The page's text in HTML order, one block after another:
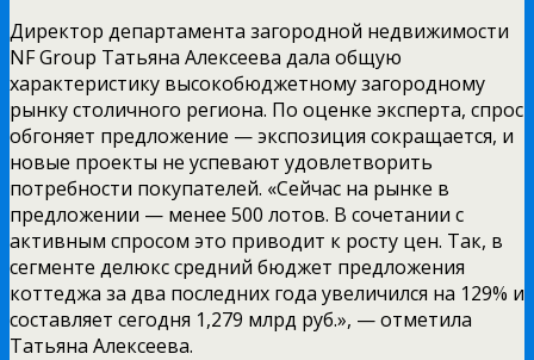
Директор департамента загородной недвижимости
NF Group Татьяна Алексеева дала общую
характеристику высокобюджетному загородному
рынку столичного региона. По оценке эксперта, спрос
обгоняет предложение — экспозиция сокращается, и
новые проекты не успевают удовлетворить
потребности покупателей. «Сейчас на рынке в
предложении — менее 500 лотов. В сочетании с
активным спросом это приводит к росту цен. Так, в
сегменте делюкс средний бюджет предложения
коттеджа за два последних года увеличился на 129% и
составляет сегодня 1,279 млрд руб.», — отметила
Татьяна Алексеева.